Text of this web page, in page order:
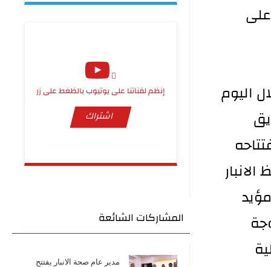
اليوم
إنظم لقناتنا على يوتيوب بالظغط على زر
اشتراك
المشاركات الشائعة
مدير عام صحة الانبار يفتتح